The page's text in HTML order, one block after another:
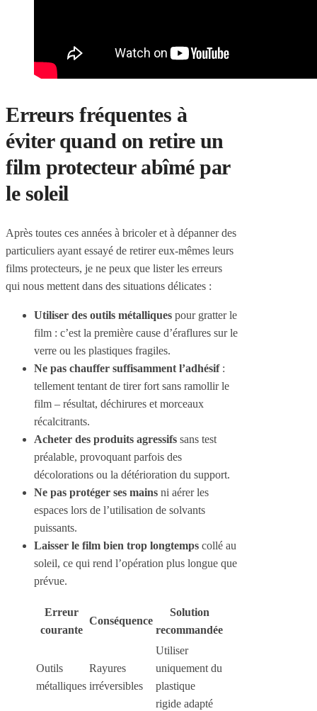
Erreurs fréquentes à
éviter quand on retire un
film protecteur abîmé par
le soleil
Après toutes ces années à bricoler et à dépanner des
particuliers ayant essayé de retirer eux-mêmes leurs
films protecteurs, je ne peux que lister les erreurs
qui nous mettent dans des situations délicates :
Utiliser des outils métalliques pour gratter le
film : c’est la première cause d’éraflures sur le
verre ou les plastiques fragiles.
Ne pas chauffer suffisamment l’adhésif:
tellement tentant de tirer fort sans ramollir le
film – résultat, déchirures et morceaux
récalcitrants.
Acheter des produits agressifs sans test
préalable, provoquant parfois des
décolorations ou la détérioration du support.
Ne pas protéger ses mains ni aérer les
espaces lors de l’utilisation de solvants
puissants.
Laisser le film bien trop longtemps collé au
soleil, ce qui rend l’opération plus longue que
prévue.
Erreur
courante
Conséquence
Solution
recommandée
Outils
métalliques
Rayures
irréversibles
Utiliser
uniquement du
plastique
rigide adapté